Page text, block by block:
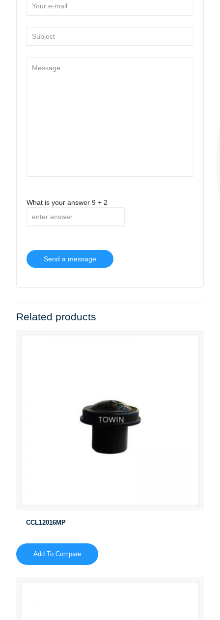
What is your answer 9 + 2
Related products
CCL12016MP
Add To Compare